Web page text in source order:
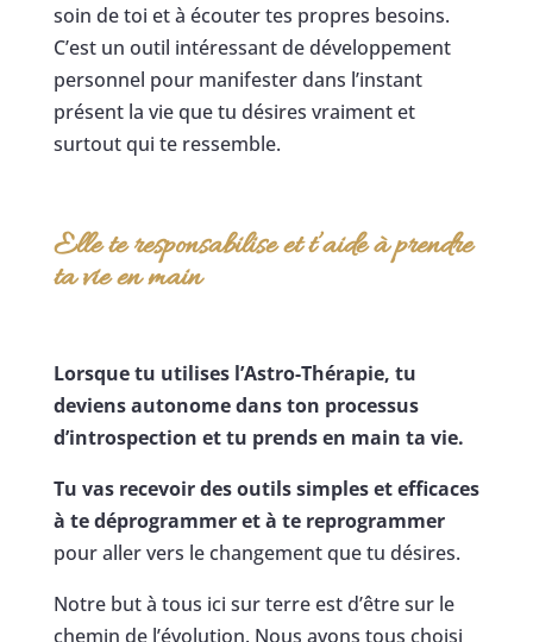
soin de toi et à écouter tes propres besoins.
C’est un outil intéressant de développement
personnel pour manifester dans l’instant
présent la vie que tu désires vraiment et
surtout qui te ressemble.
Elle te responsabilise et t’aide à prendre
ta vie en main
Lorsque tu utilises l’Astro-Thérapie, tu
deviens autonome dans ton processus
d’introspection et tu prends en main ta vie.
Tu vas recevoir des outils simples et efficaces
à te déprogrammer et à te reprogrammer
pour aller vers le changement que tu désires.
Notre but à tous ici sur terre est d’être sur le
chemin de l’évolution. Nous avons tous choisi